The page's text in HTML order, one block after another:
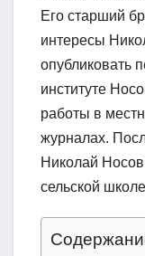
Его старший
интересы
опубликовать
институте
работы в
журналах.
Николай Носов
сельской